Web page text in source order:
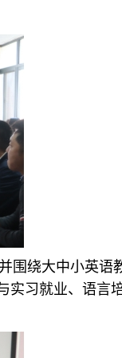
围绕大中小英语
实习就业、语言